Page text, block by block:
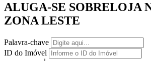
ALUGA-SE SOBRELOJA
ZONA LESTE
Palavra-chave
ID do Imóvel